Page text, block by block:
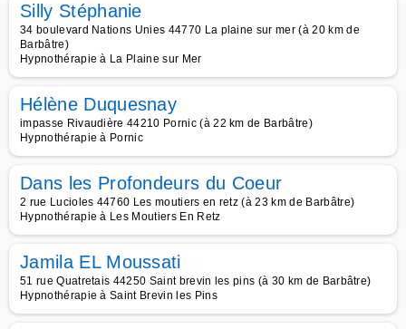
Silly Stéphanie
34 boulevard Nations Unies 44770 La plaine sur mer (à 20 km de
Barbâtre)
Hypnothérapie à La Plaine sur Mer
Hélène Duquesnay
impasse Rivaudière 44210 Pornic (à 22 km de Barbâtre)
Hypnothérapie à Pornic
Dans les Profondeurs du Coeur
2 rue Lucioles 44760 Les moutiers en retz (à 23 km de Barbâtre)
Hypnothérapie à Les Moutiers En Retz
Jamila EL Moussati
51 rue Quatretais 44250 Saint brevin les pins (à 30 km de Barbâtre)
Hypnothérapie à Saint Brevin les Pins